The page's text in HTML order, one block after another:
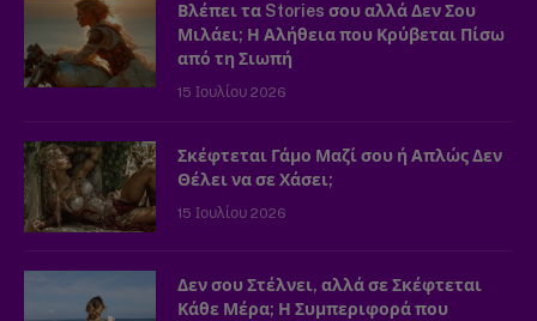
Βλέπει τα Stories σου αλλά Δεν Σου
Μιλάει; Η Αλήθεια που Κρύβεται Πίσω
από τη Σιωπή
15 Ιουλίου 2026
Σκέφτεται Γάμο Μαζί σου ή Απλώς Δεν
Θέλει να σε Χάσει;
15 Ιουλίου 2026
Δεν σου Στέλνει, αλλά σε Σκέφτεται
Κάθε Μέρα; Η Συμπεριφορά που